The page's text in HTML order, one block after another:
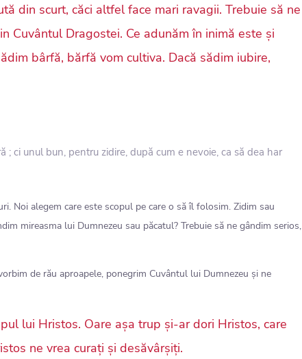
din scurt, căci altfel face mari ravagii. Trebuie să ne
Cuvântul Dragostei. Ce adunăm în inimă este și
bârfă, bărfă vom cultiva. Dacă sădim iubire,
; ci unul bun, pentru zidire, după cum e nevoie, ca să dea har
Noi alegem care este scopul pe care o să îl folosim. Zidim sau
mireasma lui Dumnezeu sau păcatul? Trebuie să ne gândim serios,
de rău aproapele, ponegrim Cuvântul lui Dumnezeu și ne
lui Hristos. Oare așa trup și-ar dori Hristos, care
ne vrea curați și desăvârșiți.